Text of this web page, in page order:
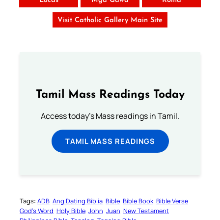
Visit Catholic Gallery Main Site
Tamil Mass Readings Today
Access today's Mass readings in Tamil.
TAMIL MASS READINGS
Tags: ADB Ang Dating Biblia Bible Bible Book Bible Verse
God’s Word Holy Bible John Juan New Testament